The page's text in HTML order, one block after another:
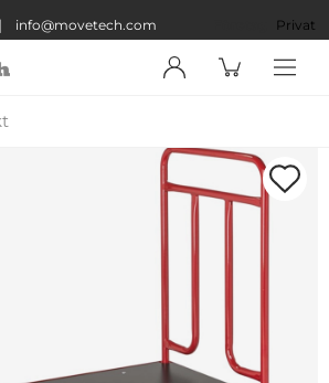
info@movetech.com Privat
Välj hur du vill
Företag